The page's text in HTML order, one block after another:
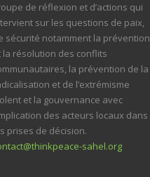
de réflexion et d’actions qui
sur les questions de paix,
sécurité notamment la prévention
la résolution des conflits
la prévention de la
et de l’extrémisme
et la gouvernance avec
des acteurs locaux dans
prises de décision.
sahel.org